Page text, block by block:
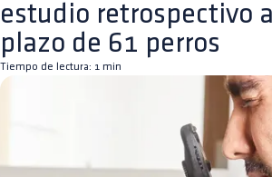
estudio retrospectivo
plazo de 61 perros
Tiempo de lectura: 1 min